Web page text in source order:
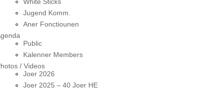
White Sticks
Jugend Komm.
Aner Fonctiounen
Public
Kalenner Members
/ Videos
Joer 2026
Joer 2025 – 40 Joer HE